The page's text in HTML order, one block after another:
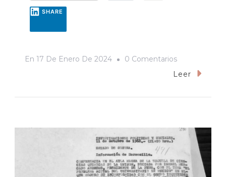
SHARE
En 17 De Enero De 2024 0 ComentariosEn
Ya
Leer